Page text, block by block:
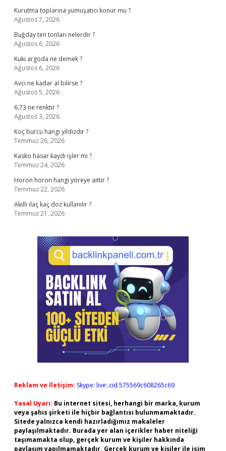
Kurutma toplarına yumuşatıcı konur mu ?
Ağustos 7, 2026
Buğday ten tonları nelerdir ?
Ağustos 6, 2026
Kuki argoda ne demek ?
Ağustos 6, 2026
Avcı ne kadar al bilirse ?
Ağustos 5, 2026
6.73 ne renktir ?
Ağustos 3, 2026
Koç burcu hangi yıldızdır ?
Temmuz 26, 2026
Kasko hasar kaydı işler mi ?
Temmuz 24, 2026
Horon horon hangi yöreye aittir ?
Temmuz 22, 2026
Akıllı ilaç kaç doz kullanılır ?
Temmuz 21, 2026
Reklam ve İletişim: Skype: live:.cid.575569c608265c69
Yasal Uyarı: Bu internet sitesi, herhangi bir marka, kurum
veya şahıs şirketi ile hiçbir bağlantısı bulunmamaktadır.
Sitede yalnızca kendi hazırladığımız makaleler
paylaşılmaktadır. Burada yer alan içerikler haber niteliği
taşımamakta olup, gerçek kurum ve kişiler hakkında
paylaşım yapılmamaktadır. Gerçek kurum ve kişiler ile isim